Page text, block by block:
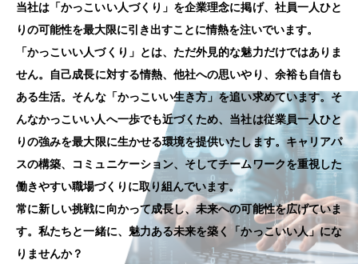
当社は「かっこいい人づくり」を企業理念に掲げ、社員一人ひと
りの可能性を最大限に引き出すことに情熱を注いでいます。
「かっこいい人づくり」とは、ただ外見的な魅力だけではありま
せん。
自己成長に対する情熱、他社への思いやり、余裕も自信も
ある生活。そんな「かっこいい生き方」を追い求めています。 そ
んなかっこいい人へ一歩でも近づくため、当社は従業員一人ひと
りの強みを最大限に生かせる環境を提供いたします。キャリアパ
スの構築、コミュニケーション、そしてチームワークを重視した
働きやすい職場づくりに取り組んでいます。
常に新しい挑戦に向かって成長し、未来への可能性を広げていま
す。私たちと一緒に、魅力ある未来を築く「かっこいい人」にな
りませんか？